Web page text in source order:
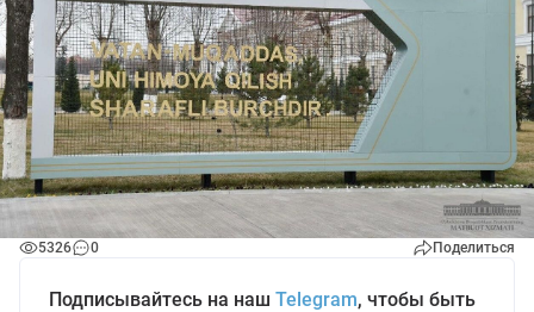
5326 0 Поделиться
Подписывайтесь на наш Telegram, чтобы быть